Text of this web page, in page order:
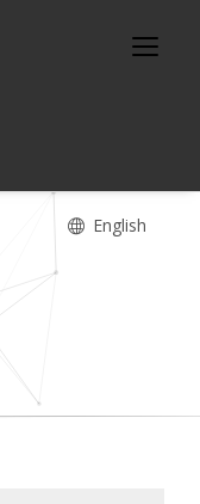
English